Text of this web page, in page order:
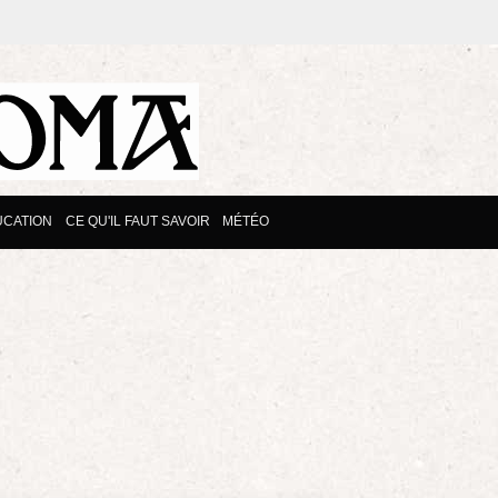
CE QU'IL FAUT SAVOIR MÉTÉO